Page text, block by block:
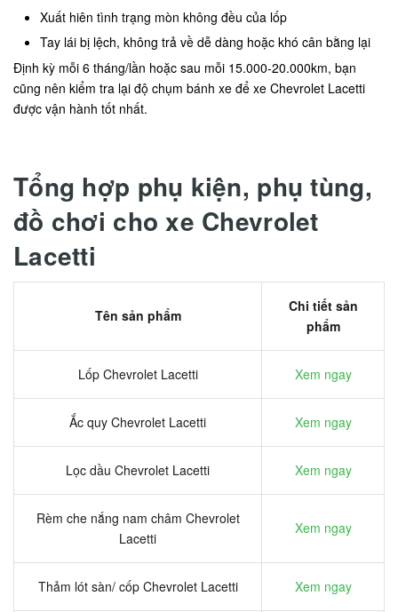
Xuất hiên tình trạng mòn không đều của lốp
Tay lái bị lệch, không trả về dễ dàng hoặc khó cân bằng lại
Định kỳ mỗi 6 tháng/lần hoặc sau mỗi 15.000-20.000km, bạn
cũng nên kiểm tra lại độ chụm bánh xe để xe Chevrolet Lacetti
được vận hành tốt nhất.
Tổng hợp phụ kiện, phụ tùng,
đồ chơi cho xe Chevrolet
Lacetti
Tên sản phẩm
Chi tiết sản
phẩm
Lốp Chevrolet Lacetti Xem ngay
Ắc quy Chevrolet Lacetti Xem ngay
Lọc dầu Chevrolet Lacetti Xem ngay
Rèm che nắng nam châm Chevrolet
Lacetti
Xem ngay
Thảm lót sàn/ cốp Chevrolet Lacetti Xem ngay